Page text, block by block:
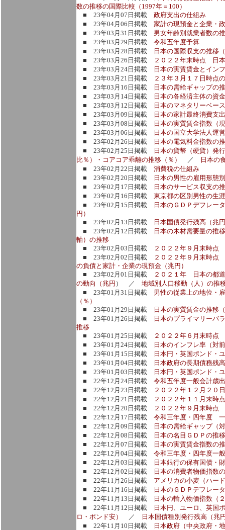
数の推移の国際比較（1997年＝100）
■ 23年04月07日掲載 政府支出の仕組み
■ 23年04月06日掲載 家計の現預金と企業・
■ 23年03月31日掲載 男女年齢別就業者数の
■ 23年03月29日掲載 令和五年度予算
■ 23年03月28日掲載
日本の国際収支の推移
■ 23年03月26日掲載
２０２２年末時点 日
■ 23年03月24日掲載
日本の実質賃金とイン
■ 23年03月21日掲載
２３年３月１７日時点
■ 23年03月16日掲載
日本の需給ギャップの
■ 23年03月14日掲載
日本の各経済主体の資
■ 23年03月12日掲載 日本のマネタリーベー
■ 23年03月09日掲載
日本の家計最終消費支
■ 23年03月08日掲載 日本の実質賃金指数（
■ 23年03月06日掲載
日本の国立大学法人運
■ 23年02月26日掲載
日本の電気料金指数の
■ 23年02月25日掲載 日本の貨幣（硬貨）発
比％）・コアコア乖離の推移（％）
／
日本の
■ 23年02月22日掲載 消費税の仕組み
■ 23年02月20日掲載
日本の男性の雇用形態
■ 23年02月17日掲載 日本のサービス収支の
■ 23年02月16日掲載 東京都の区別男性の生
■ 23年02月15日掲載
日本のＧＤＰデフレー
円）
■ 23年02月13日掲載
日本国債発行残高（兆
■ 23年02月12日掲載
日本の木材需要量の推
軸）の推移
■ 23年02月03日掲載
２０２２年９月末時点
■ 23年02月02日掲載
２０２２年９月末時点
の負債と家計・企業の現預金（兆円）
■ 23年02月01日掲載
２０２１年 日本の都
の動向（兆円 ） ／ 地域別人口移動（人）の推
■ 23年01月31日掲載 男性の従業上の地位・
（％）
■ 23年01月29日掲載
日本の実質賃金の推移
■ 23年01月26日掲載
日本のプライマリーバ
推移
■ 23年01月25日掲載
２０２２年６月末時点
■ 23年01月24日掲載
日本のインフレ率（対
■ 23年01月15日掲載 日本円・英国ポンド・
■ 23年01月04日掲載
日本政府の長期債務残
■ 23年01月03日掲載 日本円・英国ポンド・
■ 22年12月24日掲載 令和五年度一般会計歳
■ 22年12月23日掲載
２０２２年１２月２０
■ 22年12月21日掲載 ２０２２年１１月末時
■ 22年12月20日掲載 ２０２２年９月末時点
■ 22年12月17日掲載 令和三年度・四年度
■ 22年12月09日掲載
日本の需給ギャップ（
■ 22年12月08日掲載 日本の名目ＧＤＰの推
■ 22年12月07日掲載
日本の実質賃金指数の
■ 22年12月04日掲載 令和三年度・四年度一
■ 22年12月03日掲載 日本銀行の保有国債・
■ 22年12月02日掲載 日本の消費者物価指数
■ 22年11月26日掲載 アメリカの小麦（ハー
■ 22年11月16日掲載
日本のＧＤＰデフレー
■ 22年11月13日掲載
日本の輸入物価指数（
■ 22年11月12日掲載
日本円、ユーロ、英国
ロ・ポンド安）
／
日本国債種別発行残高（兆
■ 22年11月10日掲載
日本政府（中央政府・